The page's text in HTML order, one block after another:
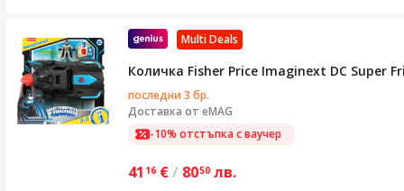
Multi Deals
Количка Fisher Price Imaginext DC Super
последни 3 бр.
Доставка от eMAG
-10% отстъпка с ваучер
41 16 €/ 8050 лв.